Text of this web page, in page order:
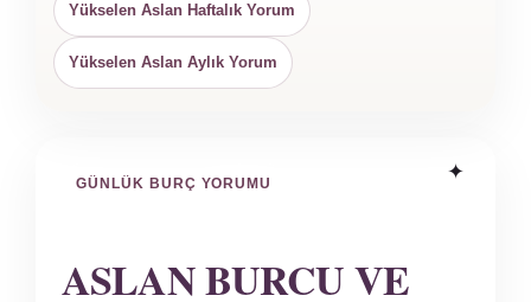
Yükselen Aslan Haftalık Yorum
Yükselen Aslan Aylık Yorum
GÜNLÜK BURÇ YORUMU
ASLAN BURCU VE